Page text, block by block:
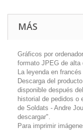
MÁS
Gráficos por
formato JPEG de alta
La leyenda en
Descarga del
disponible después
historial de pedidos o
de Soldats - Andre
descargar".
Para imprimir